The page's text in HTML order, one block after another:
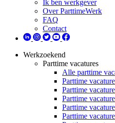
Ik ben werkgever
Over ParttimeWerk
FAQ
Contact
Werkzoekend
Parttime vacatures
Alle parttime
Parttime
Parttime
Parttime
Parttime
Parttime